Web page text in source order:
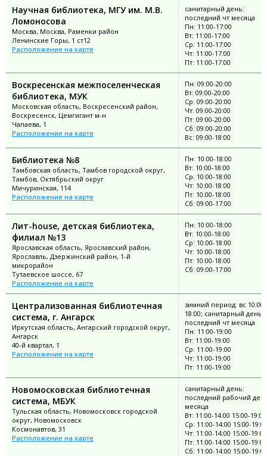
Научная библиотека, МГУ им. М.В.
Ломоносова
Москва, Москва, Раменки район
Ленинские Горы, 1 ст12
Расположение на карте
санитарный день:
последний чт месяца
Пн: 11:00-17:00
Вт: 11:00-17:00
Ср: 11:00-17:00
Чт: 11:00-17:00
Пт: 11:00-17:00
Воскресенская межпоселенческая
библиотека, МУК
Московская область, Воскресенский район,
Воскресенск, Цемгигант м-н
Чапаева, 1
Расположение на карте
Пн: 09:00-20:00
Вт: 09:00-20:00
Ср: 09:00-20:00
Чт: 09:00-20:00
Пт: 09:00-20:00
Сб: 09:00-20:00
Вс: 09:00-18:00
Библиотека №8
Тамбовская область, Тамбов городской округ,
Тамбов, Октябрьский округ
Мичуринская, 114
Расположение на карте
Пн: 10:00-18:00
Вт: 10:00-18:00
Ср: 10:00-18:00
Чт: 10:00-18:00
Пт: 10:00-18:00
Сб: 09:00-17:00
Лит-house, детская библиотека,
филиал №13
Ярославская область, Ярославский район,
Ярославль, Дзержинский район, 1-й
микрорайон
Тутаевское шоссе, 67
Расположение на карте
Пн: 10:00-18:00
Вт: 10:00-18:00
Ср: 10:00-18:00
Чт: 10:00-18:00
Пт: 10:00-18:00
Сб: 09:00-17:00
Централизованная библиотечная
система, г. Ангарск
Иркутская область, Ангарский городской округ,
Ангарск
40-й квартал, 1
Расположение на карте
зимний период: вс 10:00-
18:00; санитарный день:
последний чт месяца
Пн: 11:00-19:00
Вт: 11:00-19:00
Ср: 11:00-19:00
Чт: 11:00-19:00
Пт: 11:00-19:00
Новомосковская библиотечная
система, МБУК
Тульская область, Новомосковск городской
округ, Новомосковск
Космонавтов, 31
Расположение на карте
санитарный день:
последний рабочий
месяца
Вт: 11:00-14:00 15:00-19:00
Ср: 11:00-14:00 15:00-19:00
Чт: 11:00-14:00 15:00-19:00
Пт: 11:00-14:00 15:00-19:00
Сб: 11:00-14:00 15:00-19:00